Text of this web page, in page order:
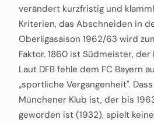
verändert kurzfristig und
Kriterien, das Abschneiden in
Oberligasaison 1962/63 wird
Faktor. 1860 ist Südmeister, der
Laut DFB fehle dem FC Bayern
„sportliche Vergangenheit".
Münchener Klub ist, der bis
geworden ist (1932), spielt